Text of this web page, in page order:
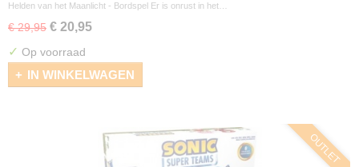
Helden van het Maanlicht - Bordspel Er is onrust in het…
€ 29,95 € 20,95
✓ Op voorraad
IN WINKELWAGEN
OUTLET